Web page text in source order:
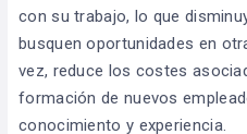
con su trabajo, lo que
busquen oportunidades en
vez, reduce los costes
formación de nuevos
conocimiento y experiencia.